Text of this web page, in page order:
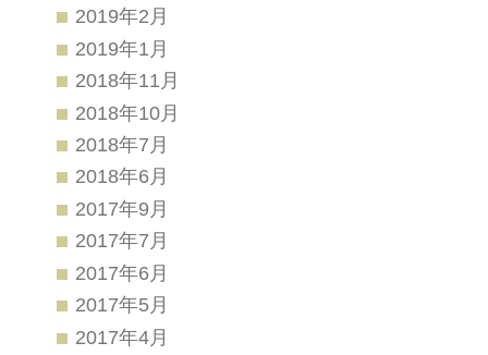
2019年2月
2019年1月
2018年11月
2018年10月
2018年7月
2018年6月
2017年9月
2017年7月
2017年6月
2017年5月
2017年4月